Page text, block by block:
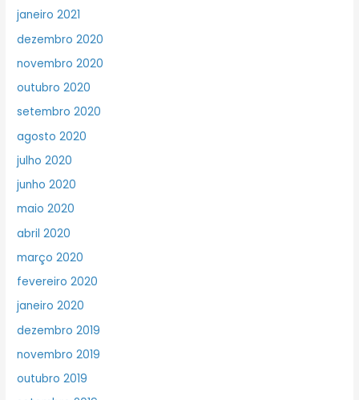
janeiro 2021
dezembro 2020
novembro 2020
outubro 2020
setembro 2020
agosto 2020
julho 2020
junho 2020
maio 2020
abril 2020
março 2020
fevereiro 2020
janeiro 2020
dezembro 2019
novembro 2019
outubro 2019